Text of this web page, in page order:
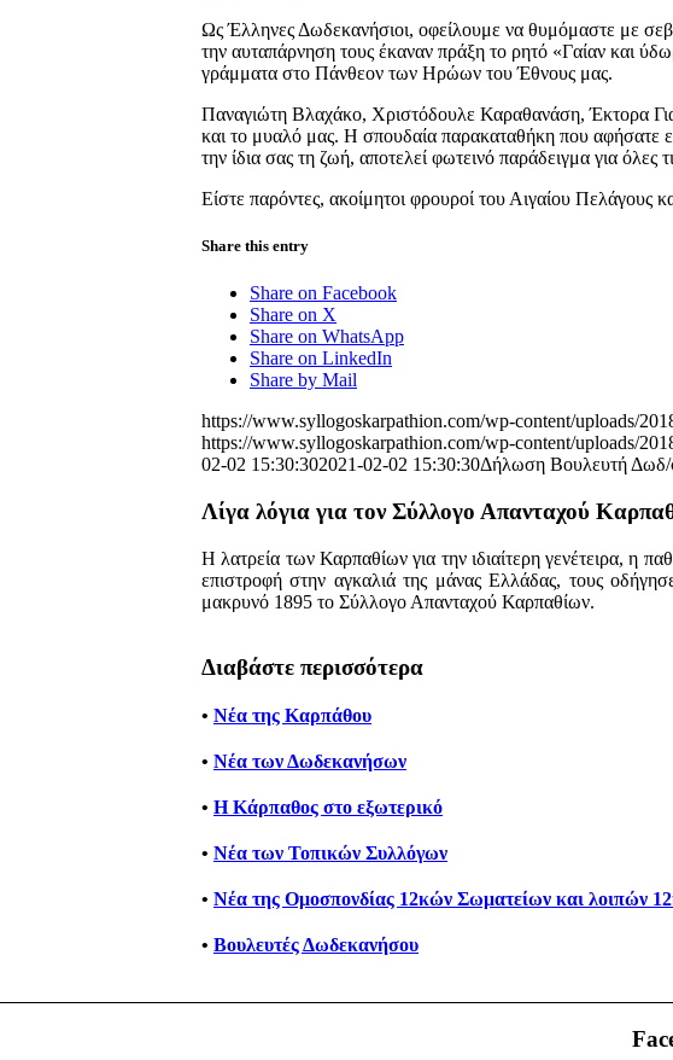
Ως Έλληνες Δωδεκανήσιοι, οφείλουμε να θυμόμαστε με
την αυταπάρνηση τους έκαναν πράξη το ρητό «Γαίαν και
γράμματα στο Πάνθεον των Ηρώων του Έθνους μας.
Παναγιώτη Βλαχάκο, Χριστόδουλε Καραθανάση, Έκτορα
και το μυαλό μας. Η σπουδαία παρακαταθήκη που αφήσατε
την ίδια σας τη ζωή, αποτελεί φωτεινό παράδειγμα για όλες
Είστε παρόντες, ακοίμητοι φρουροί του Αιγαίου Πελάγους
Share this entry
Share on Facebook
Share on X
Share on WhatsApp
Share on LinkedIn
Share by Mail
https://www.syllogoskarpathion.com/wp-content/uploads/
https://www.syllogoskarpathion.com/wp-content/uploads/
02-02 15:30:302021-02-02 15:30:30Δήλωση Βουλευτή Δωδ/
Λίγα λόγια για τον Σύλλογο Απανταχού
Η λατρεία των Καρπαθίων για την ιδιαίτερη γενέτειρα, η
επιστροφή στην αγκαλιά της μάνας Ελλάδας, τους
μακρυνό 1895 το Σύλλογο Απανταχού Καρπαθίων.
Διαβάστε περισσότερα
• Νέα της Καρπάθου
• Νέα των Δωδεκανήσων
• Η Κάρπαθος στο εξωτερικό
• Νέα των Τοπικών Συλλόγων
• Νέα της Ομοσπονδίας 12κών Σωματείων και λοιπών
• Βουλευτές Δωδεκανήσου